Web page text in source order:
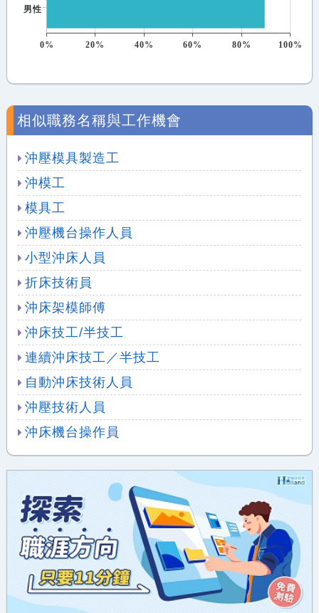
男性
0% 20% 40% 60% 80% 100%
相似職務名稱與工作機會
沖壓模具製造工
沖模工
模具工
沖壓機台操作人員
小型沖床人員
折床技術員
沖床架模師傅
沖床技工/半技工
連續沖床技工／半技工
自動沖床技術人員
沖壓技術人員
沖床機台操作員